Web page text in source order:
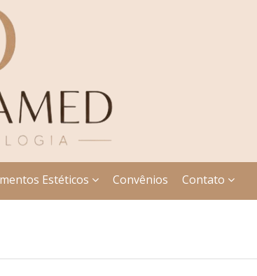
Estéticos Convênios Contato